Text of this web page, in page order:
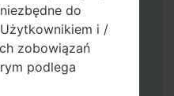
klawisz zasilania i
urządzenie do
powinien wykryć
pojawi się numer
do
i /
zobowiązań
podlega